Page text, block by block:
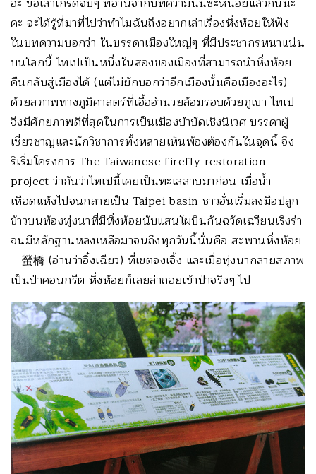
อะ ขอเล่าเกร็ดจิ๊บๆ ที่อ่านจากบทความนั้นซะหน่อยแล้วกันนะ
คะ จะได้รู้ที่มาที่ไปว่าทำไมฉันถึงอยากเล่าเรื่องหิ่งห้อยให้ฟัง
ในบทความบอกว่า ในบรรดาเมืองใหญ่ๆ ที่มีประชากรหนาแน่น
บนโลกนี้ ไทเปเป็นหนึ่งในสองของเมืองที่สามารถนำหิ่งห้อย
คืนกลับสู่เมืองได้ (แต่ไม่ยักบอกว่าอีกเมืองนั้นคือเมืองอะไร)
ด้วยสภาพทางภูมิศาสตร์ที่เอื้ออำนวยล้อมรอบด้วยภูเขา ไทเป
จึงมีศักยภาพดีที่สุดในการเป็นเมืองบำบัดเชิงนิเวศ บรรดาผู้
เชี่ยวชาญและนักวิชาการทั้งหลายเห็นพ้องต้องกันในจุดนี้ จึง
ริเริ่มโครงการ The Taiwanese firefly restoration
project ว่ากันว่าไทเปนี้เคยเป็นทะเลสาบมาก่อน เมื่อน้ำ
เหือดแห้งไปจนกลายเป็น Taipei basin ชาวฮั่นเริ่มลงมือปลูก
ข้าวบนท้องทุ่งนาที่มีหิ่งห้อยนับแสนโผบินกันฉวัดเฉวียนเริงร่า
จนมีหลักฐานหลงเหลือมาจนถึงทุกวันนี้นั่นคือ สะพานหิ่งห้อย
– 螢橋 (อ่านว่าอิ๋งเฉียว) ที่เขตจงเจิ้ง และเมื่อทุ่งนากลายสภาพ
เป็นป่าคอนกรีต หิ่งห้อยก็เลยล่าถอยเข้าป่าจริงๆ ไป